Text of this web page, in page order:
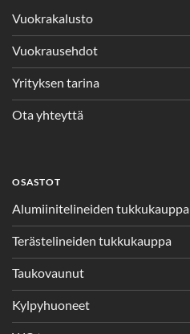
Vuokrakalusto
Vuokrausehdot
Yrityksen tarina
Ota yhteyttä
OSASTOT
Alumiinitelineiden tukkukauppa
Terästelineiden tukkukauppa
Taukovaunut
Kylpyhuoneet